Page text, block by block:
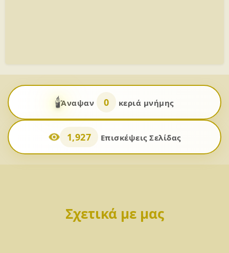
🕯️Άναψαν 0 κεριά μνήμης
1,927 Επισκέψεις Σελίδας
Σχετικά με μας